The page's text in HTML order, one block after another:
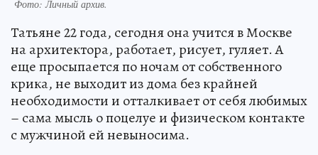
Фото:Личный архив.
Татьяне 22 года, сегодня она учится в Москве
на архитектора, работает, рисует, гуляет. А
еще просыпается по ночам от собственного
крика, не выходит из дома без крайней
необходимости и отталкивает от себя любимых
– сама мысль о поцелуе и физическом контакте
с мужчиной ей невыносима.